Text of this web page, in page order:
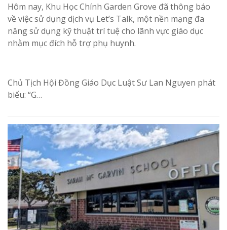
Hôm nay, Khu Học Chính Garden Grove đã thông báo
về việc sử dụng dịch vụ Let’s Talk, một nền mạng đa
năng sử dụng kỹ thuật trí tuệ cho lãnh vực giáo dục
nhằm mục đích hỗ trợ phụ huynh.
Chủ Tịch Hội Đồng Giáo Dục Luật Sư Lan Nguyen phát
biểu: “G…